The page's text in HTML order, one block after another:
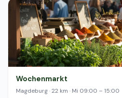
Wochenmarkt
Magdeburg · 22 km · Mi 09:00 – 15:00